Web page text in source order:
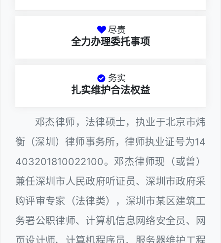
尽责
全力办理委托事项
务实
扎实维护合法权益
邓杰律师，法律硕士，执业于北京市炜
衡（深圳）律师事务所，律师执业证号为14
403201810022100。邓杰律师现（或曾）
兼任深圳市人民政府听证员、深圳市政府采
购评审专家（法律类），深圳市某区建筑工
务署公职律师、计算机信息网络安全员、网
页设计师、计算机程序员、服务器维护工程